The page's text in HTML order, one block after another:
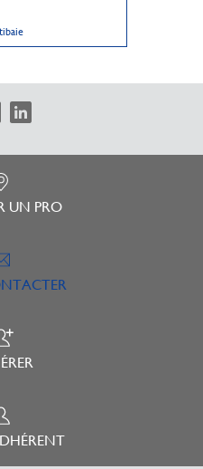
UN PRO